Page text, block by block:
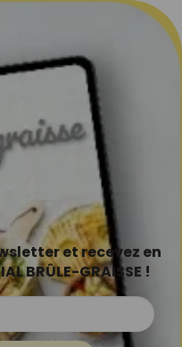
et recevez en
BRÛLE-GRAISSE !